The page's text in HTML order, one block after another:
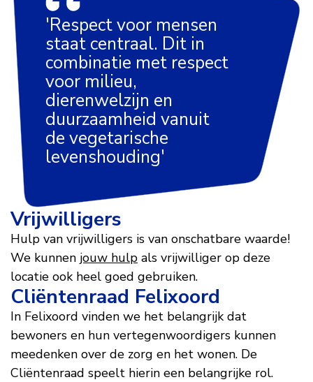
'Respect voor mensen
staat centraal. Dit in
combinatie met respect
voor milieu,
dierenwelzijn en
duurzaamheid vanuit
de vegetarische
levenshouding'
Vrijwilligers
Hulp van vrijwilligers is van onschatbare waarde!
We kunnen jouw hulp als vrijwilliger op deze
locatie ook heel goed gebruiken.
Cliëntenraad Felixoord
In Felixoord vinden we het belangrijk dat
bewoners en hun vertegenwoordigers kunnen
meedenken over de zorg en het wonen. De
Cliëntenraad speelt hierin een belangrijke rol.